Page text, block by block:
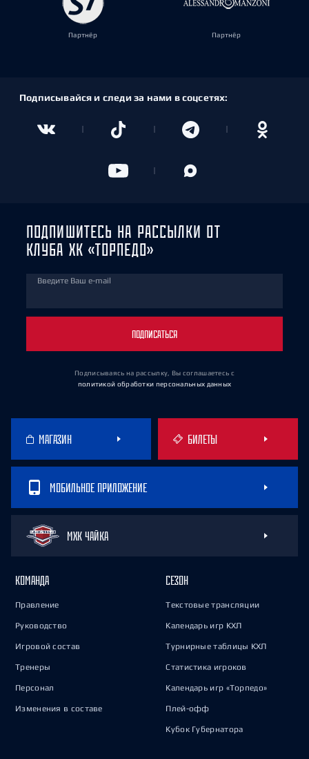
Партнёр Партнёр
Подписывайся и следи за нами в соцсетях:
ПОДПИШИТЕСЬ НА РАССЫЛКИ ОТ
КЛУБА ХК «ТОРПЕДО»
Введите Ваш e-mail
ПОДПИСАТЬСЯ
Подписываясь на рассылку, Вы соглашаетесь с
политикой обработки персональных данных
МАГАЗИН БИЛЕТЫ
МОБИЛЬНОЕ ПРИЛОЖЕНИЕ
МХК ЧАЙКА
КОМАНДА
Правление
Руководство
Игровой состав
Тренеры
Персонал
Изменения в составе
СЕЗОН
Текстовые трансляции
Календарь игр КХЛ
Турнирные таблицы КХЛ
Статистика игроков
Календарь игр «Торпедо»
Плей-офф
Кубок Губернатора